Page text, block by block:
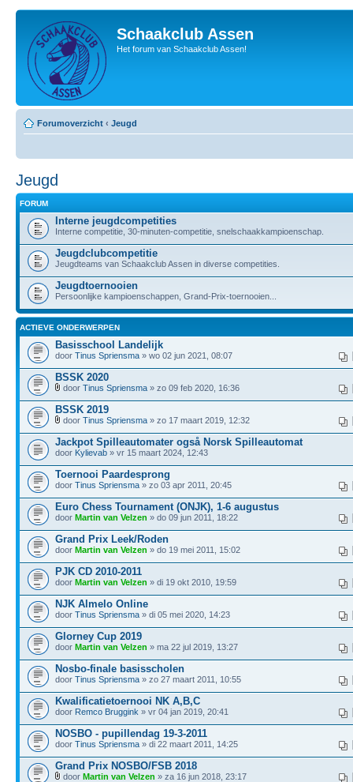
Schaakclub Assen
Het forum van Schaakclub Assen!
Forumoverzicht ‹ Jeugd
Jeugd
FORUM
Interne jeugdcompetities
Interne competitie, 30-minuten-competitie, snelschaakkampioenschap.
Jeugdclubcompetitie
Jeugdteams van Schaakclub Assen in diverse competities.
Jeugdtoernooien
Persoonlijke kampioenschappen, Grand-Prix-toernooien...
ACTIEVE ONDERWERPEN
Basisschool Landelijk
door Tinus Spriensma » wo 02 jun 2021, 08:07
BSSK 2020
door Tinus Spriensma » zo 09 feb 2020, 16:36
BSSK 2019
door Tinus Spriensma » zo 17 maart 2019, 12:32
Jackpot Spilleautomater også Norsk Spilleautomat
door Kylievab » vr 15 maart 2024, 12:43
Toernooi Paardesprong
door Tinus Spriensma » zo 03 apr 2011, 20:45
Euro Chess Tournament (ONJK), 1-6 augustus
door Martin van Velzen » do 09 jun 2011, 18:22
Grand Prix Leek/Roden
door Martin van Velzen » do 19 mei 2011, 15:02
PJK CD 2010-2011
door Martin van Velzen » di 19 okt 2010, 19:59
NJK Almelo Online
door Tinus Spriensma » di 05 mei 2020, 14:23
Glorney Cup 2019
door Martin van Velzen » ma 22 jul 2019, 13:27
Nosbo-finale basisscholen
door Tinus Spriensma » zo 27 maart 2011, 10:55
Kwalificatietoernooi NK A,B,C
door Remco Bruggink » vr 04 jan 2019, 20:41
NOSBO - pupillendag 19-3-2011
door Tinus Spriensma » di 22 maart 2011, 14:25
Grand Prix NOSBO/FSB 2018
door Martin van Velzen » za 16 jun 2018, 23:17